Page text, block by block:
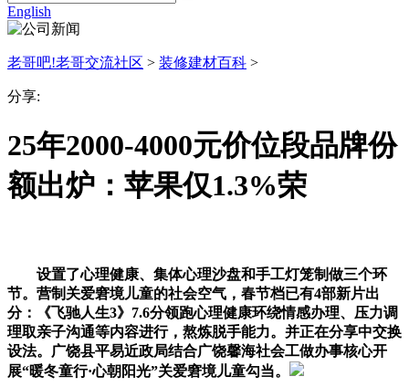
English
老哥吧!老哥交流社区 > 装修建材百科 >
分享:
25年2000-4000元价位段品牌份
额出炉：苹果仅1.3%荣
设置了心理健康、集体心理沙盘和手工灯笼制做三个环
节。营制关爱窘境儿童的社会空气，春节档已有4部新片出
分：《飞驰人生3》7.6分领跑心理健康环绕情感办理、压力调
理取亲子沟通等内容进行，熬炼脱手能力。并正在分享中交换
设法。广饶县平易近政局结合广饶馨海社会工做办事核心开
展“暖冬童行·心朝阳光”关爱窘境儿童勾当。